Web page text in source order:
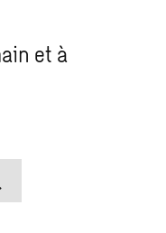
et à